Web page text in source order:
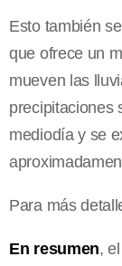
Esto también
que ofrece un
mueven las
precipitaciones
mediodía y se
Para más
En resumen,